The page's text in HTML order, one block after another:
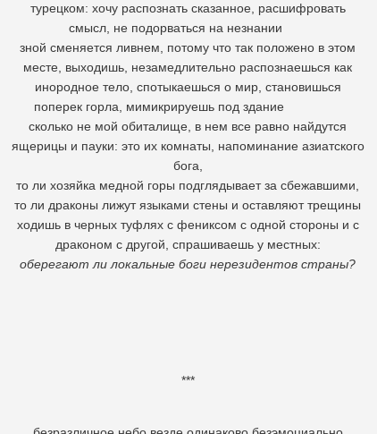
турецком: хочу распознать сказанное, расшифровать
смысл, не подорваться на незнании
зной сменяется ливнем, потому что так положено в этом
месте, выходишь, незамедлительно распознаешься как
инородное тело, спотыкаешься о мир, становишься
поперек горла, мимикрируешь под здание
сколько не мой обиталище, в нем все равно найдутся
ящерицы и пауки: это их комнаты, напоминание азиатского
бога,
то ли хозяйка медной горы подглядывает за сбежавшими,
то ли драконы лижут языками стены и оставляют трещины
ходишь в черных туфлях с фениксом с одной стороны и с
драконом с другой, спрашиваешь у местных:
оберегают ли локальные боги нерезидентов страны?
***